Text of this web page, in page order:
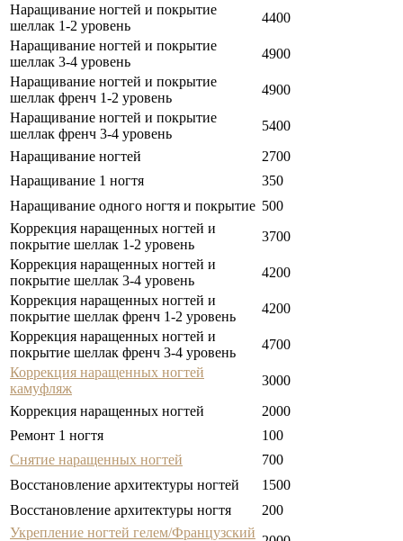
Наращивание ногтей и покрытие
шеллак 1-2 уровень
4400
Наращивание ногтей и покрытие
шеллак 3-4 уровень
4900
Наращивание ногтей и покрытие
шеллак френч 1-2 уровень
4900
Наращивание ногтей и покрытие
шеллак френч 3-4 уровень
5400
Наращивание ногтей
2700
Наращивание 1 ногтя
350
Наращивание одного ногтя и покрытие 500
Коррекция наращенных ногтей и
покрытие шеллак 1-2 уровень
3700
Коррекция наращенных ногтей и
покрытие шеллак 3-4 уровень
4200
Коррекция наращенных ногтей и
покрытие шеллак френч 1-2 уровень
4200
Коррекция наращенных ногтей и
покрытие шеллак френч 3-4 уровень
4700
Коррекция наращенных ногтей
камуфляж
3000
Коррекция наращенных ногтей
2000
Ремонт 1 ногтя
100
Снятие наращенных ногтей
700
Восстановление архитектуры ногтей
1500
Восстановление архитектуры ногтя
200
Укрепление ногтей гелем/Французский